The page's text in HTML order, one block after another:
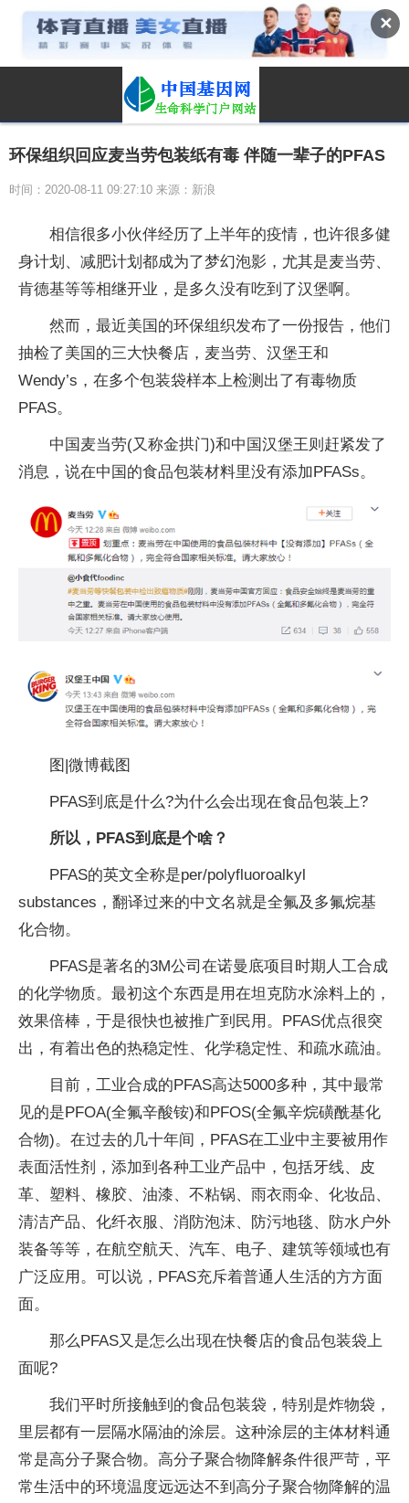
✕
环保组织回应麦当劳包装纸有毒 伴随一辈子的PFAS
时间：2020-08-11 09:27:10 来源：新浪
相信很多小伙伴经历了上半年的疫情，也许很多健
身计划、减肥计划都成为了梦幻泡影，尤其是麦当劳、
肯德基等等相继开业，是多久没有吃到了汉堡啊。
然而，最近美国的环保组织发布了一份报告，他们
抽检了美国的三大快餐店，麦当劳、汉堡王和
Wendy’s，在多个包装袋样本上检测出了有毒物质
PFAS。
中国麦当劳(又称金拱门)和中国汉堡王则赶紧发了
消息，说在中国的食品包装材料里没有添加PFASs。
图|微博截图
PFAS到底是什么?为什么会出现在食品包装上?
所以，PFAS到底是个啥？
PFAS的英文全称是per/polyfluoroalkyl
substances，翻译过来的中文名就是全氟及多氟烷基
化合物。
PFAS是著名的3M公司在诺曼底项目时期人工合成
的化学物质。最初这个东西是用在坦克防水涂料上的，
效果倍棒，于是很快也被推广到民用。PFAS优点很突
出，有着出色的热稳定性、化学稳定性、和疏水疏油。
目前，工业合成的PFAS高达5000多种，其中最常
见的是PFOA(全氟辛酸铵)和PFOS(全氟辛烷磺酰基化
合物)。在过去的几十年间，PFAS在工业中主要被用作
表面活性剂，添加到各种工业产品中，包括牙线、皮
革、塑料、橡胶、油漆、不粘锅、雨衣雨伞、化妆品、
清洁产品、化纤衣服、消防泡沫、防污地毯、防水户外
装备等等，在航空航天、汽车、电子、建筑等领域也有
广泛应用。可以说，PFAS充斥着普通人生活的方方面
面。
那么PFAS又是怎么出现在快餐店的食品包装袋上
面呢?
我们平时所接触到的食品包装袋，特别是炸物袋，
里层都有一层隔水隔油的涂层。这种涂层的主体材料通
常是高分子聚合物。高分子聚合物降解条件很严苛，平
常生活中的环境温度远远达不到高分子聚合物降解的温